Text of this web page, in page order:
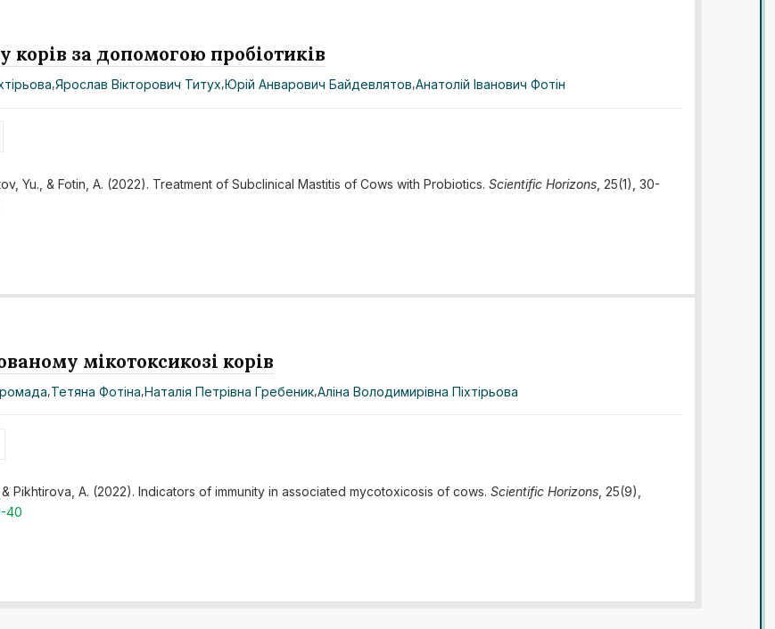
корів за допомогою пробіотиків
,Ярослав Вікторович Титух,Юрій Анварович Байдевлятов,Анатолій Іванович Фотін
Yu., & Fotin, A. (2022). Treatment of Subclinical Mastitis of Cows with Probiotics. Scientific Horizons, 25(1), 30-
мікотоксикозі корів
,Тетяна Фотіна,Наталія Петрівна Гребеник,Аліна Володимирівна Піхтірьова
Pikhtirova, A. (2022). Indicators of immunity in associated mycotoxicosis of cows. Scientific Horizons, 25(9),
40